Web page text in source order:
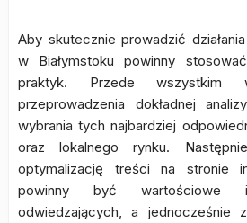
Aby skutecznie prowadzić
w Białymstoku powinny
praktyk. Przede
przeprowadzenia dokładnej
wybrania tych najbardziej
oraz lokalnego rynku.
optymalizację treści na stronie
powinny być wartościowe
odwiedzających, a jednocześnie